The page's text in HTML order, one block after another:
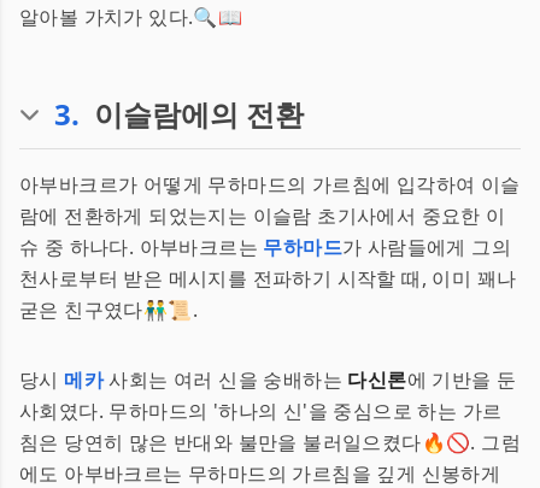
알아볼 가치가 있다.🔍📖
3. 이슬람에의 전환
아부바크르가 어떻게 무하마드의 가르침에 입각하여 이슬
람에 전환하게 되었는지는 이슬람 초기사에서 중요한 이
슈 중 하나다. 아부바크르는 무하마드가 사람들에게 그의
천사로부터 받은 메시지를 전파하기 시작할 때, 이미 꽤나
굳은 친구였다👬📜.
당시 메카사회는 여러 신을 숭배하는 다신론에 기반을 둔
사회였다. 무하마드의 '하나의 신'을 중심으로 하는 가르
침은 당연히 많은 반대와 불만을 불러일으켰다🔥🚫. 그럼
에도 아부바크르는 무하마드의 가르침을 깊게 신봉하게